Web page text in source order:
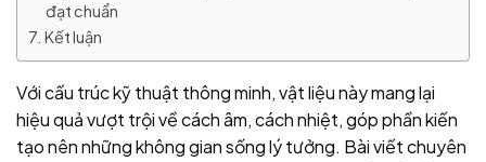
đạt chuẩn
Kết luận
Với cấu trúc kỹ thuật thông minh, vật liệu này mang lại
hiệu quả vượt trội về cách âm, cách nhiệt, góp phần kiến
tạo nên những không gian sống lý tưởng. Bài viết chuyên